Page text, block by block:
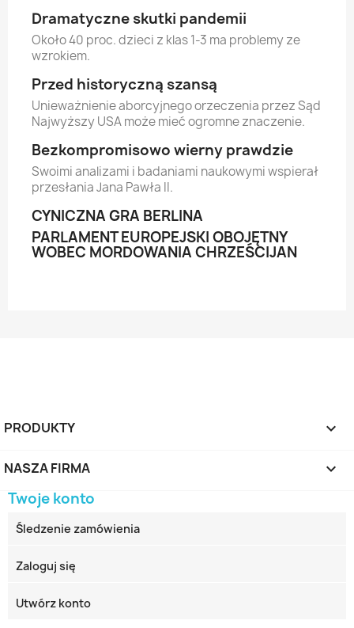
Dramatyczne skutki pandemii
Około 40 proc. dzieci z klas 1-3 ma problemy ze
wzrokiem.
Przed historyczną szansą
Unieważnienie aborcyjnego orzeczenia przez Sąd
Najwyższy USA może mieć ogromne znaczenie.
Bezkompromisowo wierny prawdzie
Swoimi analizami i badaniami naukowymi wspierał
przesłania Jana Pawła II.
CYNICZNA GRA BERLINA
PARLAMENT EUROPEJSKI OBOJĘTNY
WOBEC MORDOWANIA CHRZEŚCIJAN
PRODUKTY 
NASZA FIRMA 
Twoje konto
Śledzenie zamówienia
Zaloguj się
Utwórz konto